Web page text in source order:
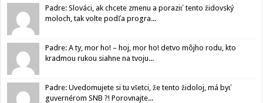
Padre: Slováci, ak chcete zmenu a poraziť tento židovský
moloch, tak volte podľa progra...
Padre: A ty, mor ho! – hoj, mor ho! detvo môjho rodu, kto
kradmou rukou siahne na tvoju...
Padre: Uvedomujete si tu všetci, že tento židoloj, má byť
guvernérom SNB ?! Porovnajte...